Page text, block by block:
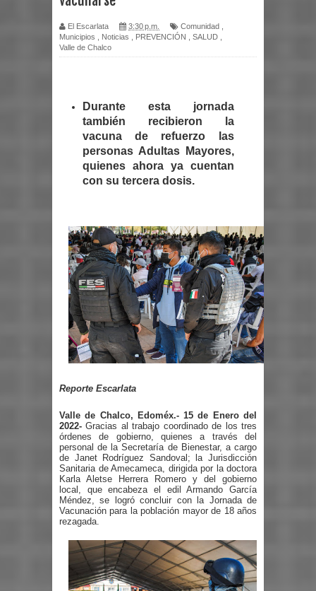
El Escarlata 3:30 p.m. Comunidad
Municipios
Noticias PREVENCIÓN SALUD
Valle de Chalco
Durante esta jornada
también recibieron la
vacuna de refuerzo las
personas Adultas Mayores,
quienes ahora ya cuentan
con su tercera dosis.
Reporte Escarlata
Valle de Chalco, Edoméx.- 15 de Enero del
2022-Gracias al trabajo coordinado de los tres
órdenes de gobierno, quienes a través del
personal de la Secretaría de Bienestar, a cargo
de Janet Rodríguez Sandoval; la Jurisdicción
Sanitaria de Amecameca, dirigida por la doctora
Karla Aletse Herrera Romero y del gobierno
local, que encabeza el edil Armando García
Méndez, se logró concluir con la Jornada de
Vacunación para la población mayor de 18 años
rezagada.